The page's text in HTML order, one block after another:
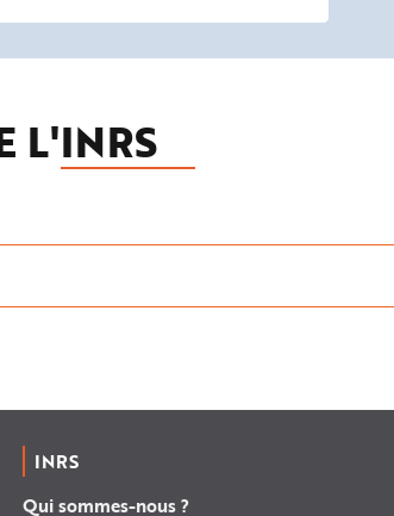
L'INRS
INRS
Qui sommes-nous ?